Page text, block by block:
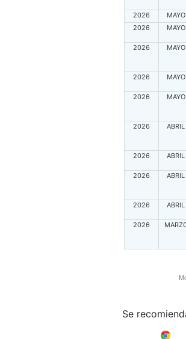
2026 MAYO
2026
MAYO
2026 MAYO
2026 MAYO
2026 MAYO
2026 ABRIL
2026 ABRIL
2026 ABRIL
2026 ABRIL
2026
Se